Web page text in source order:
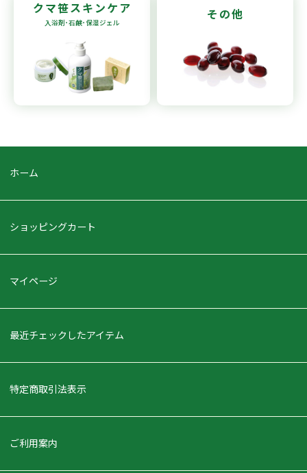
クマ笹スキンケア
入浴剤･石鹸･保湿ジェル
その他
ホーム
ショッピングカート
マイページ
最近チェックしたアイテム
特定商取引法表示
ご利用案内